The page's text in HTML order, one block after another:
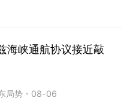
海峡通航协议接近敲
局势 ・ 08-06